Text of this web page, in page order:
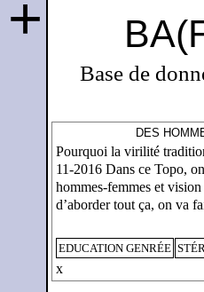
Base de
+
DES
Pourquoi la virilité
11-2016 Dans ce Topo,
hommes-femmes et
d’aborder tout ça, on va
EDUCATION GENRÉE
x